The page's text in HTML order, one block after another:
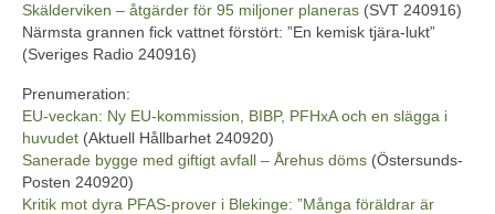
Skälderviken – åtgärder för 95 miljoner planeras (SVT 240916)
Närmsta grannen fick vattnet förstört: ”En kemisk tjära-lukt”
(Sveriges Radio 240916)
Prenumeration:
EU-veckan: Ny EU-kommission, BIBP, PFHxA och en slägga i
huvudet (Aktuell Hållbarhet 240920)
Sanerade bygge med giftigt avfall – Årehus döms (Östersunds-
Posten 240920)
Kritik mot dyra PFAS-prover i Blekinge: ”Många föräldrar är